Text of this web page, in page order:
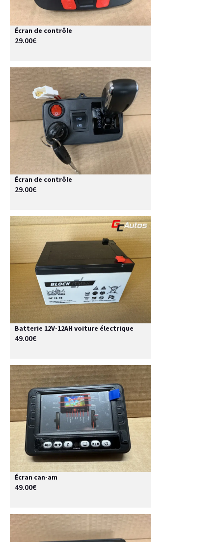
Écran de contrôle
29.00€
Écran de contrôle
29.00€
Batterie 12V-12AH voiture électrique
49.00€
Écran can-am
49.00€